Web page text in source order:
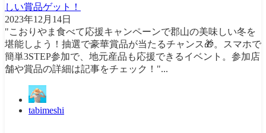
しい賞品ゲット！
2023年12月14日
"こおりやま食べて応援キャンペーンで郡山の美味しい冬を
堪能しよう！抽選で豪華賞品が当たるチャンス🎁。スマホで
簡単3STEP参加で、地元産品も応援できるイベント。参加店
舗や賞品の詳細は記事をチェック！"...
tabimeshi